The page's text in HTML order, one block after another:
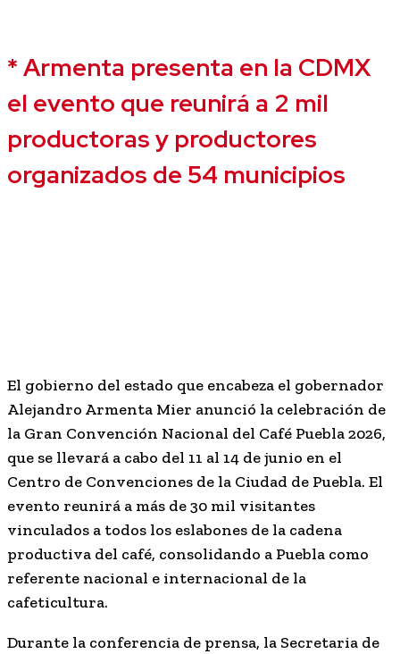
* Armenta presenta en la CDMX
el evento que reunirá a 2 mil
productoras y productores
organizados de 54 municipios
El gobierno del estado que encabeza el gobernador
Alejandro Armenta Mier anunció la celebración de
la Gran Convención Nacional del Café Puebla 2026,
que se llevará a cabo del 11 al 14 de junio en el
Centro de Convenciones de la Ciudad de Puebla. El
evento reunirá a más de 30 mil visitantes
vinculados a todos los eslabones de la cadena
productiva del café, consolidando a Puebla como
referente nacional e internacional de la
cafeticultura.
Durante la conferencia de prensa, la Secretaria de